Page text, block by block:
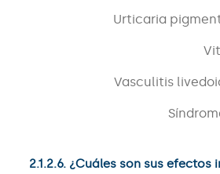
Urticaria
Vasculitis
2.1.2.6. ¿Cuáles son sus efectos